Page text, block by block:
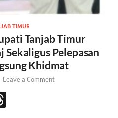
TIMUR
Tanjab Timur
Sekaligus Pelepasan
Khidmat
Leave a Comment